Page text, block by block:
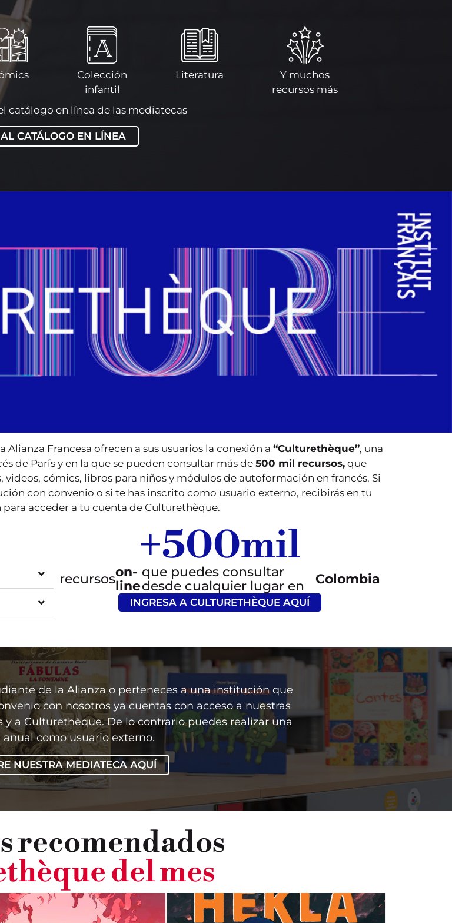
Colección
infantil
Literatura
Y muchos
recursos más
catálogo en línea de las mediatecas
CATÁLOGO EN LÍNEA
Francesa ofrecen a sus usuarios la conexión a “Culturethèque”, una
de París y en la que se pueden consultar más de 500 mil recursos,que
cómics, libros para niños y módulos de autoformación en francés. Si
con convenio o si te has inscrito como usuario externo, recibirás en tu
acceder a tu cuenta de Culturethèque.
recursoson-
line
que puedes consultar
desde cualquier lugar en
Colombia
+500mil
INGRESA A CULTURETHÈQUE AQUÍ
de la Alianza o perteneces a una institución que
con nosotros ya cuentas con acceso a nuestras
y a Culturethèque. De lo contrario puedes realizar una
anual como usuario externo.
NUESTRA MEDIATECA AQUÍ
recomendados
del mes